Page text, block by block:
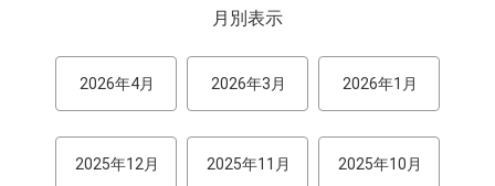
月別表示
2026年4月 2026年3月 2026年1月
2025年12月 2025年11月 2025年10月